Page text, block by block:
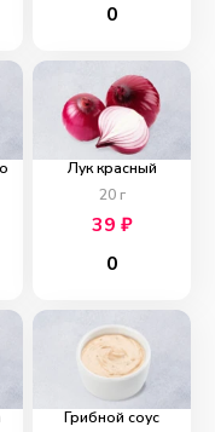
0
Лук красный
20г
39 ₽
0
Грибной соус